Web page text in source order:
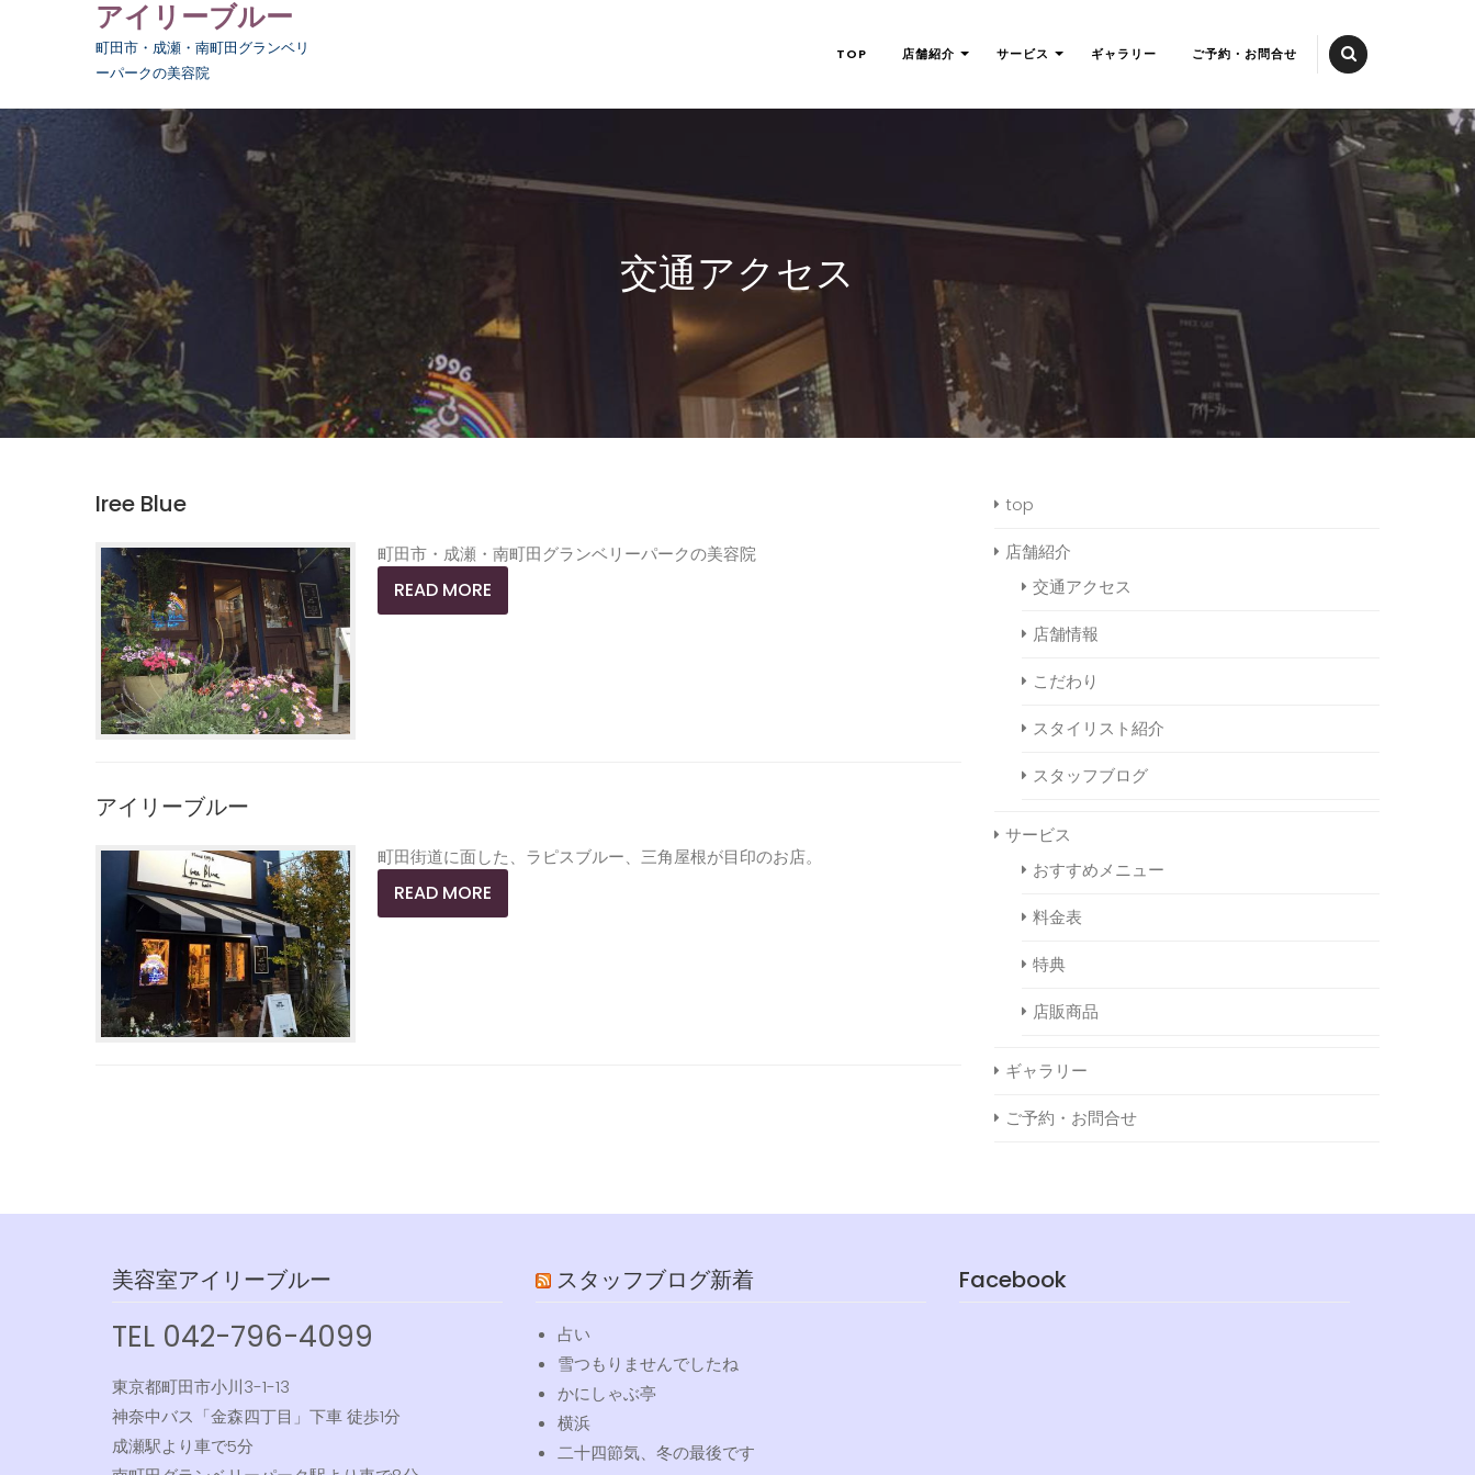
アイリーブルー
町田市・成瀬・南町田グランベリ
ーパークの美容院
TOP 店舗紹介 サービス ギャラリー ご予約・お問合せ
交通アクセス
Iree Blue
町田市・成瀬・南町田グランベリーパークの美容院
READ MORE
アイリーブルー
町田街道に面した、ラピスブルー、三角屋根が目印のお店。
READ MORE
top
店舗紹介
交通アクセス
店舗情報
こだわり
スタイリスト紹介
スタッフブログ
サービス
おすすめメニュー
料金表
特典
店販商品
ギャラリー
ご予約・お問合せ
美容室アイリーブルー
TEL 042-796-4099
東京都町田市小川3-1-13
神奈中バス「金森四丁目」下車 徒歩1分
成瀬駅より車で5分
スタッフブログ新着
占い
雪つもりませんでしたね
かにしゃぶ亭
横浜
二十四節気、冬の最後です
Facebook